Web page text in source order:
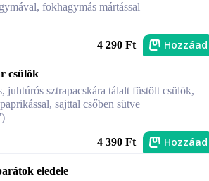
fokhagymás mártással
4 290 Ft Hozzáad
csülök
juhtúrós sztrapacskára tálalt füstölt csülök,
sajttal csőben sütve
4 390 Ft Hozzáad
eledele